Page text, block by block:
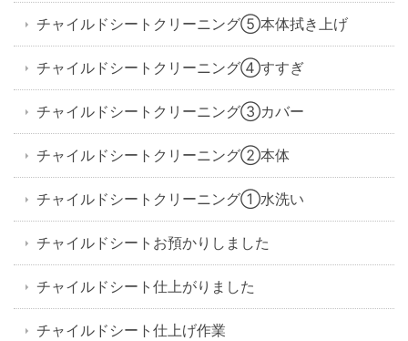
チャイルドシートクリーニング⑤本体拭き上げ
チャイルドシートクリーニング④すすぎ
チャイルドシートクリーニング③カバー
チャイルドシートクリーニング②本体
チャイルドシートクリーニング①水洗い
チャイルドシートお預かりしました
チャイルドシート仕上がりました
チャイルドシート仕上げ作業